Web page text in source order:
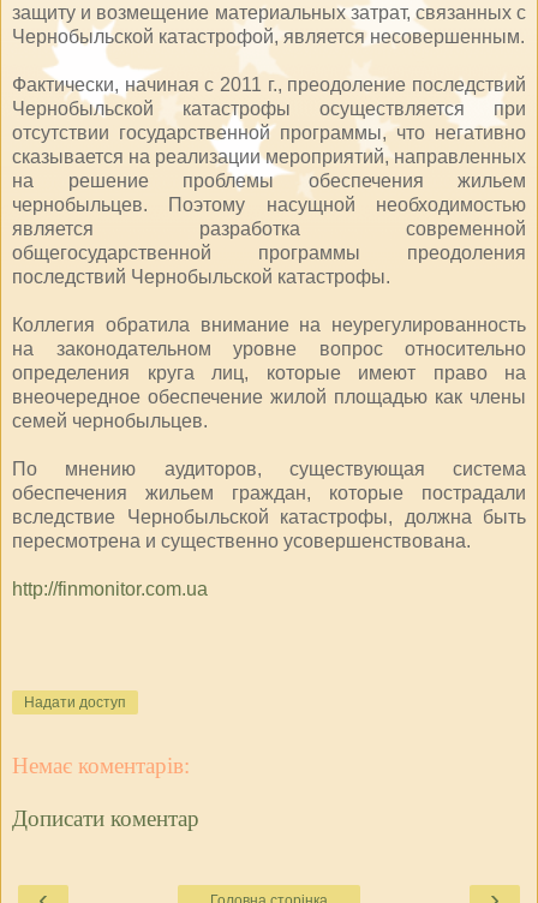
защиту и возмещение материальных затрат, связанных с
Чернобыльской катастрофой, является несовершенным.
Фактически, начиная с 2011 г., преодоление последствий
Чернобыльской катастрофы осуществляется при
отсутствии государственной программы, что негативно
сказывается на реализации мероприятий, направленных
на решение проблемы обеспечения жильем
чернобыльцев. Поэтому насущной необходимостью
является разработка современной
общегосударственной программы преодоления
последствий Чернобыльской катастрофы.
Коллегия обратила внимание на неурегулированность
на законодательном уровне вопрос относительно
определения круга лиц, которые имеют право на
внеочередное обеспечение жилой площадью как члены
семей чернобыльцев.
По мнению аудиторов, существующая система
обеспечения жильем граждан, которые пострадали
вследствие Чернобыльской катастрофы, должна быть
пересмотрена и существенно усовершенствована.
http://finmonitor.com.ua
Надати доступ
Немає коментарів:
Дописати коментар